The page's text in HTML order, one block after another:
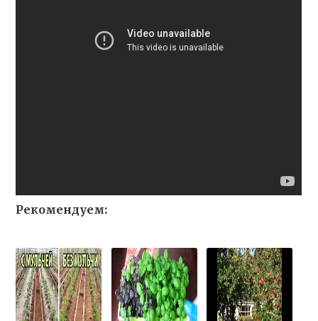
Рекомендуем: